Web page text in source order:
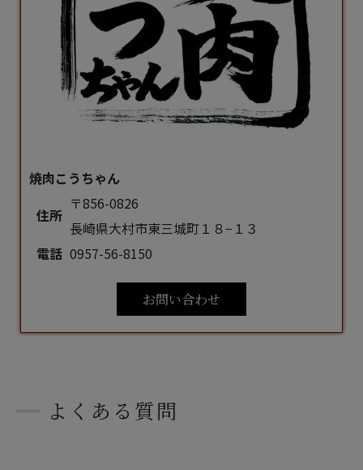
焼肉こうちゃん
住所
〒856-0826
長崎県大村市東三城町１８−１３
電話 0957-56-8150
お問い合わせ
よくある質問